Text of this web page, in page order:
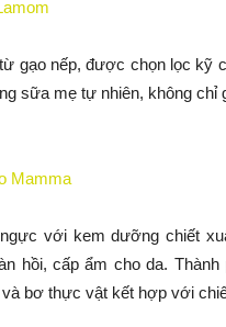
gạo nếp, được chọn lọc kỹ
sữa mẹ tự nhiên, không chỉ
Mamma
với kem dưỡng chiết
hồi, cấp ẩm cho da.
và bơ thực vật kết hợp với